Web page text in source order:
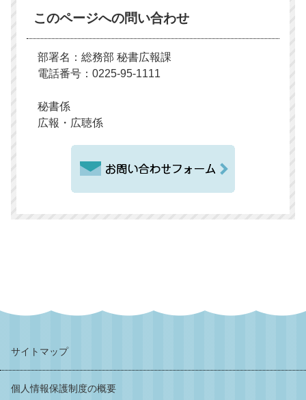
このページへの問い合わせ
部署名：総務部 秘書広報課
電話番号：0225-95-1111
秘書係
広報・広聴係
サイトマップ
個人情報保護制度の概要